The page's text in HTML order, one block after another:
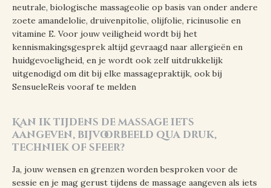
neutrale, biologische massageolie op basis van onder andere
zoete amandelolie, druivenpitolie, olijfolie, ricinusolie en
vitamine E. Voor jouw veiligheid wordt bij het
kennismakingsgesprek altijd gevraagd naar allergieën en
huidgevoeligheid, en je wordt ook zelf uitdrukkelijk
uitgenodigd om dit bij elke massagepraktijk, ook bij
SensueleReis vooraf te melden
Kan ik tijdens de massage iets
aangeven, bijvoorbeeld qua druk,
techniek of sfeer?
Ja, jouw wensen en grenzen worden besproken voor de
sessie en je mag gerust tijdens de massage aangeven als iets